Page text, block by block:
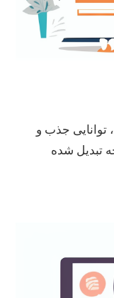
توانایی جذب و
تبدیل شده